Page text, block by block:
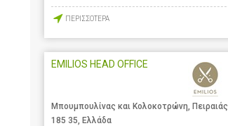
ΠΕΡΙΣΣΟΤΕΡΑ
EMILIOS HEAD OFFICE
Μπουμπουλίνας και Κολοκοτρώνη, Πειραιάς
185 35, Ελλάδα